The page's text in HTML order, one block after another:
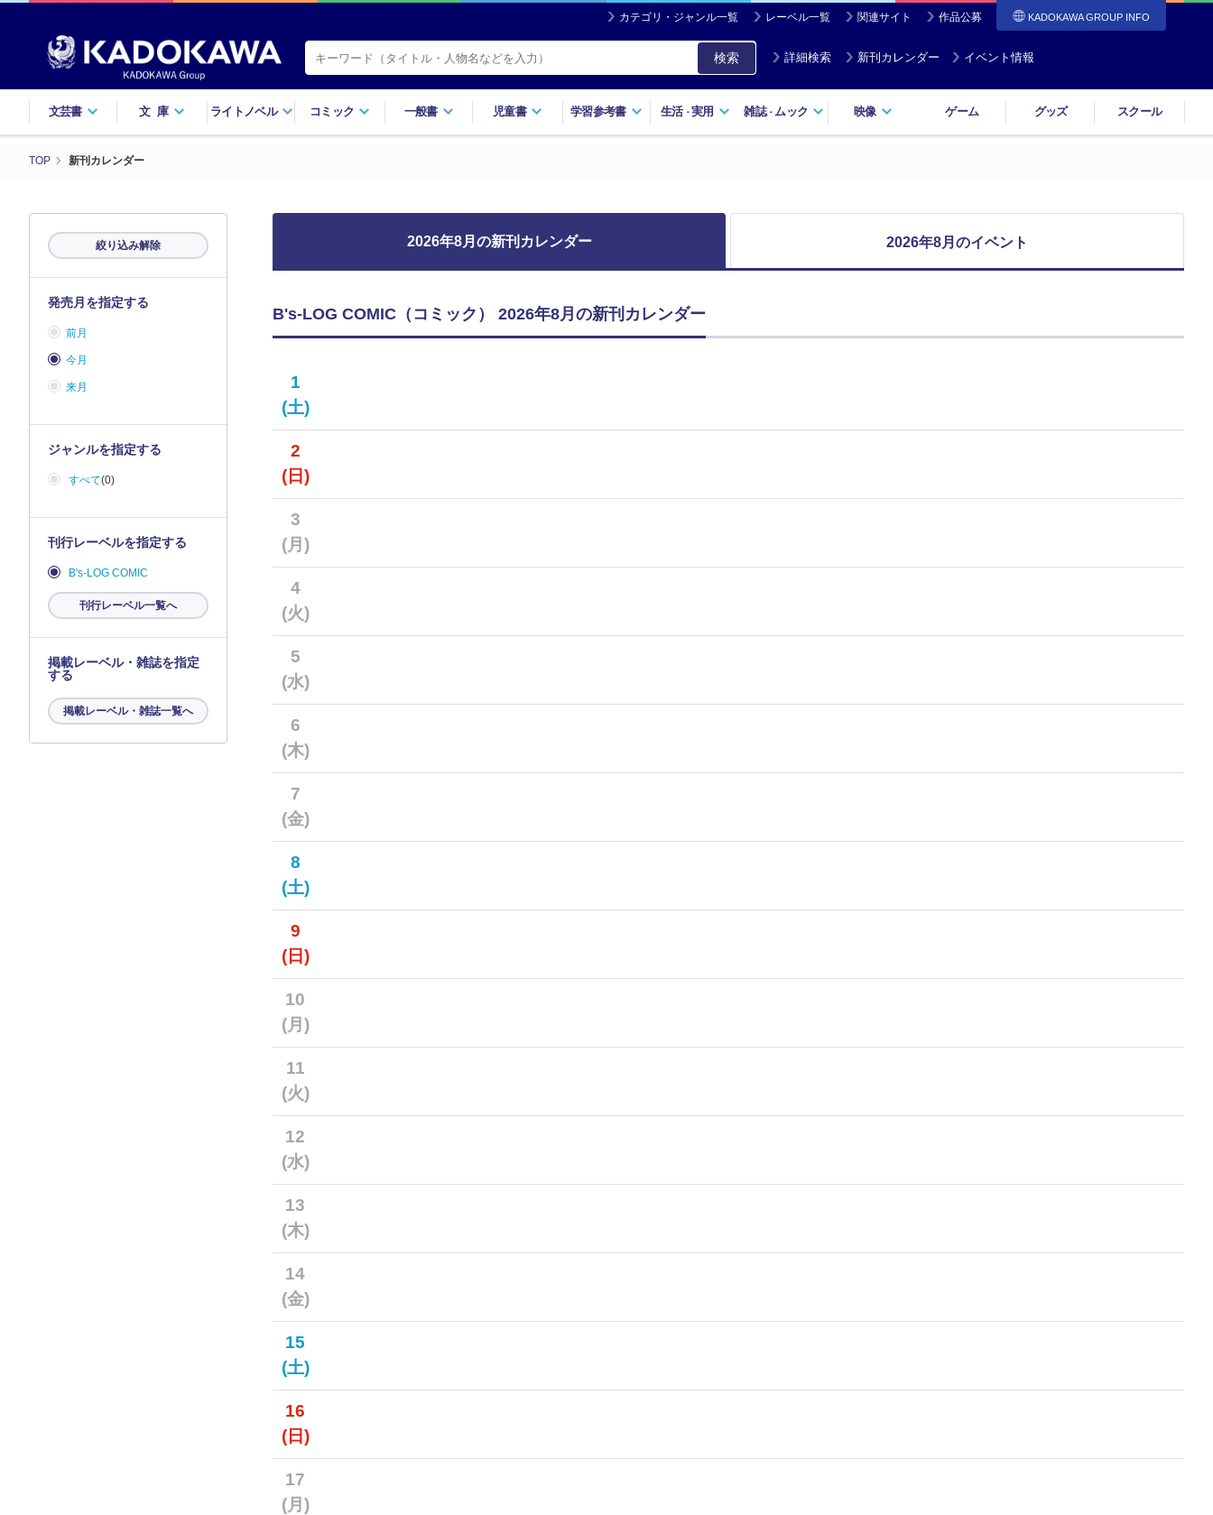
カテゴリ・ジャンル一覧 レーベル一覧 関連サイト 作品公募 KADOKAWA GROUP INFO
検索 詳細検索 新刊カレンダー イベント情報
文芸書 文庫 ライトノベル コミック 一般書 児童書 学習参考書 生活・実用 雑誌・ ムック 映像 ゲーム グッズ スクール
TOP 新刊カレンダー
2026年8月の新刊カレンダー 2026年8月のイベント
B's-LOG COMIC（コミック） 2026年8月の新刊カレンダー
1
(土)
2
(日)
3
(月)
4
(火)
5
(水)
6
(木)
7
(金)
8
(土)
9
(日)
10
(月)
11
(火)
12
(水)
13
(木)
14
(金)
15
(土)
16
(日)
17
(月)
絞り込み解除
発売月を指定する
前月
今月
来月
ジャンルを指定する
すべて(0)
刊行レーベルを指定する
B's-LOG COMIC
刊行レーベル一覧へ
掲載レーベル・雑誌を指定
する
掲載レーベル・雑誌一覧へ